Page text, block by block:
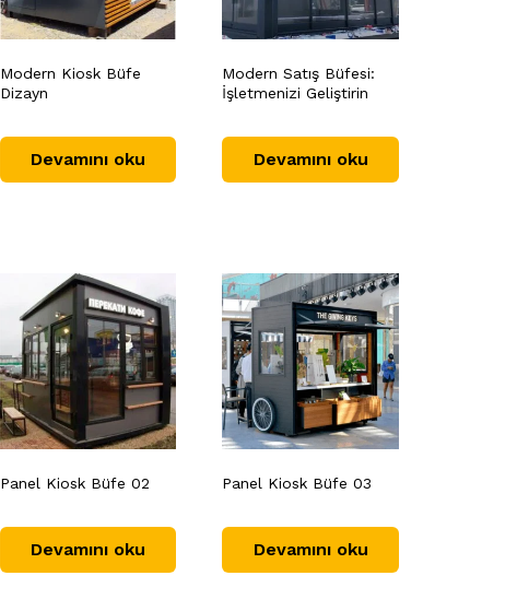
Modern Kiosk Büfe
Dizayn
Devamını oku
Modern Satış Büfesi:
İşletmenizi Geliştirin
Devamını oku
Panel Kiosk Büfe 02
Devamını oku
Panel Kiosk Büfe 03
Devamını oku